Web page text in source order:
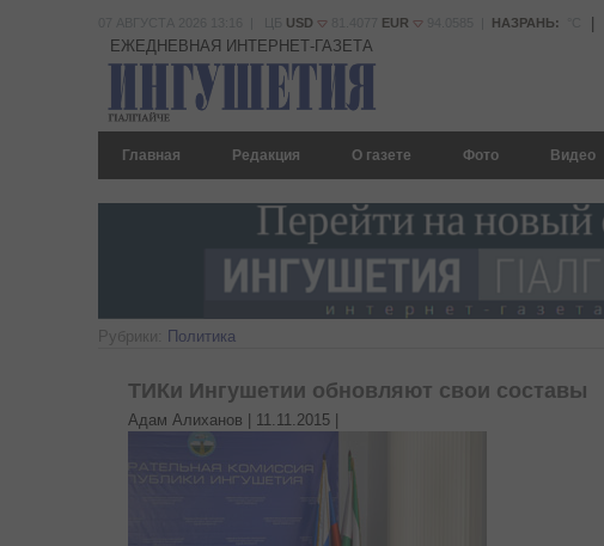
USD EUR НАЗРАНЬ:
ЕЖЕДНЕВНАЯ ИНТЕРНЕТ-ГАЗЕТА
Главная Редакция О газете Фото Видео
Рубрики: Политика
ТИКи Ингушетии обновляют свои составы
Адам Алиханов | 11.11.2015